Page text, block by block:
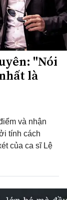
"Nói
là
và nhận
tính cách
của ca sĩ Lệ